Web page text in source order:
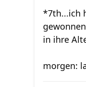
*7th...ich
in ihre
morgen: